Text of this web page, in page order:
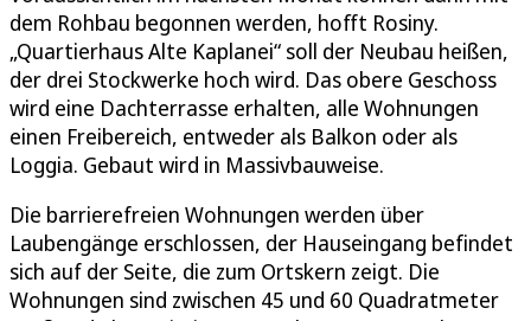
dem Rohbau begonnen werden, hofft Rosiny.
„Quartierhaus Alte Kaplanei“ soll der Neubau heißen,
der drei Stockwerke hoch wird. Das obere Geschoss
wird eine Dachterrasse erhalten, alle Wohnungen
einen Freibereich, entweder als Balkon oder als
Loggia. Gebaut wird in Massivbauweise.
Die barrierefreien Wohnungen werden über
Laubengänge erschlossen, der Hauseingang befindet
sich auf der Seite, die zum Ortskern zeigt. Die
Wohnungen sind zwischen 45 und 60 Quadratmeter